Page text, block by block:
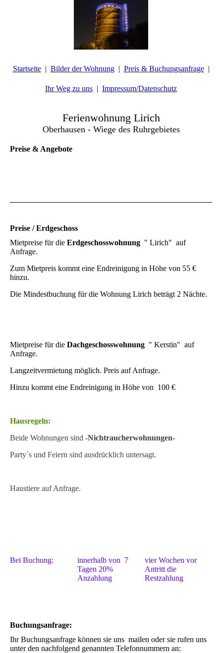
Startseite Bilder der Wohnung Preis & Buchungsanfrage
Ihr Weg zu uns Impressum/Datenschutz
Ferienwohnung Lirich
Oberhausen - Wiege des Ruhrgebietes
Preise & Angebote
Preise / Erdgeschoss
Mietpreise für die Erdgeschosswohnung " Lirich" auf
Anfrage.
Zum Mietpreis kommt eine Endreinigung in Höhe von 55 €
hinzu.
Die Mindestbuchung für die Wohnung Lirich beträgt 2 Nächte.
Mietpreise für die Dachgeschosswohnung " Kerstin" auf
Anfrage.
Langzeitvermietung möglich. Preis auf Anfrage.
Hinzu kommt eine Endreinigung in Höhe von 100 €
Hausregeln:
Beide Wohnungen sind -Nichtraucherwohnungen-
Party´s und Feiern sind ausdrücklich untersagt.
Haustiere auf Anfrage.
Bei Buchung:
innerhalb von 7
Tagen 20%
Anzahlung
vier Wochen vor
Antritt die
Restzahlung
Buchungsanfrage:
Ihr Buchungsanfrage können sie uns mailen oder sie rufen uns
unter den nachfolgend genannten Telefonnummern an: